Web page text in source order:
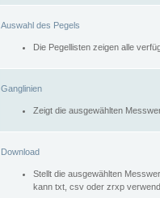
Auswahl des Pegels
Die Pegellisten zeigen alle
Ganglinien
Zeigt die ausgewählten
Download
Stellt die ausgewählten
kann txt, csv oder zrxp